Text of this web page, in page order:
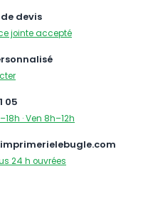
devis
jointe accepté
05
· Ven 8h–12h
24 h ouvrées